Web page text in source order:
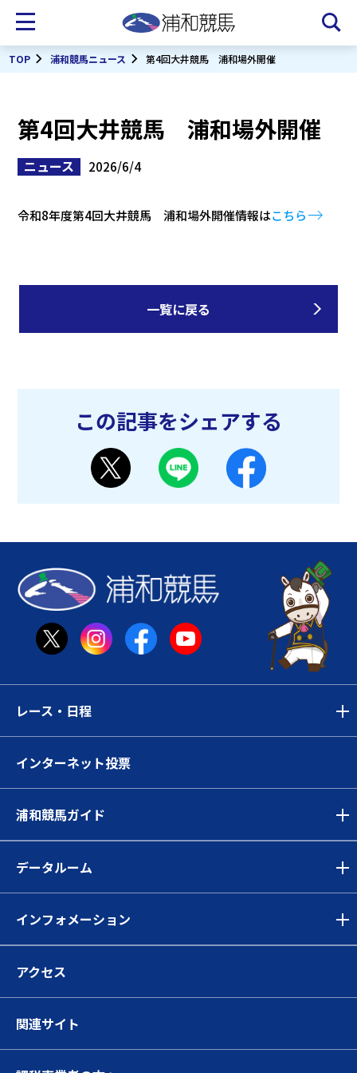
TOP 浦和競馬ニュース 第4回大井競馬 浦和場外開催
第4回大井競馬 浦和場外開催
ニュース 2026/6/4
令和8年度第4回大井競馬 浦和場外開催情報はこちら
一覧に戻る
この記事をシェアする
レース・日程
インターネット投票
浦和競馬ガイド
データルーム
インフォメーション
アクセス
関連サイト